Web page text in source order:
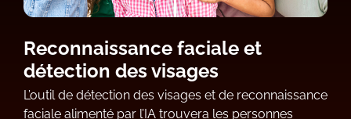
Reconnaissance faciale et
détection des visages
L’outil de détection des visages et de reconnaissance
faciale alimenté par l’IA trouvera les personnes